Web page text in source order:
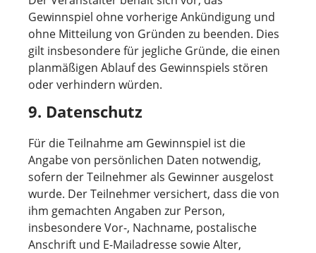
Gewinnspiel ohne vorherige Ankündigung und
ohne Mitteilung von Gründen zu beenden. Dies
gilt insbesondere für jegliche Gründe, die einen
planmäßigen Ablauf des Gewinnspiels stören
oder verhindern würden.
9. Datenschutz
Für die Teilnahme am Gewinnspiel ist die
Angabe von persönlichen Daten notwendig,
sofern der Teilnehmer als Gewinner ausgelost
wurde. Der Teilnehmer versichert, dass die von
ihm gemachten Angaben zur Person,
insbesondere Vor-, Nachname, postalische
Anschrift und E-Mailadresse sowie Alter,